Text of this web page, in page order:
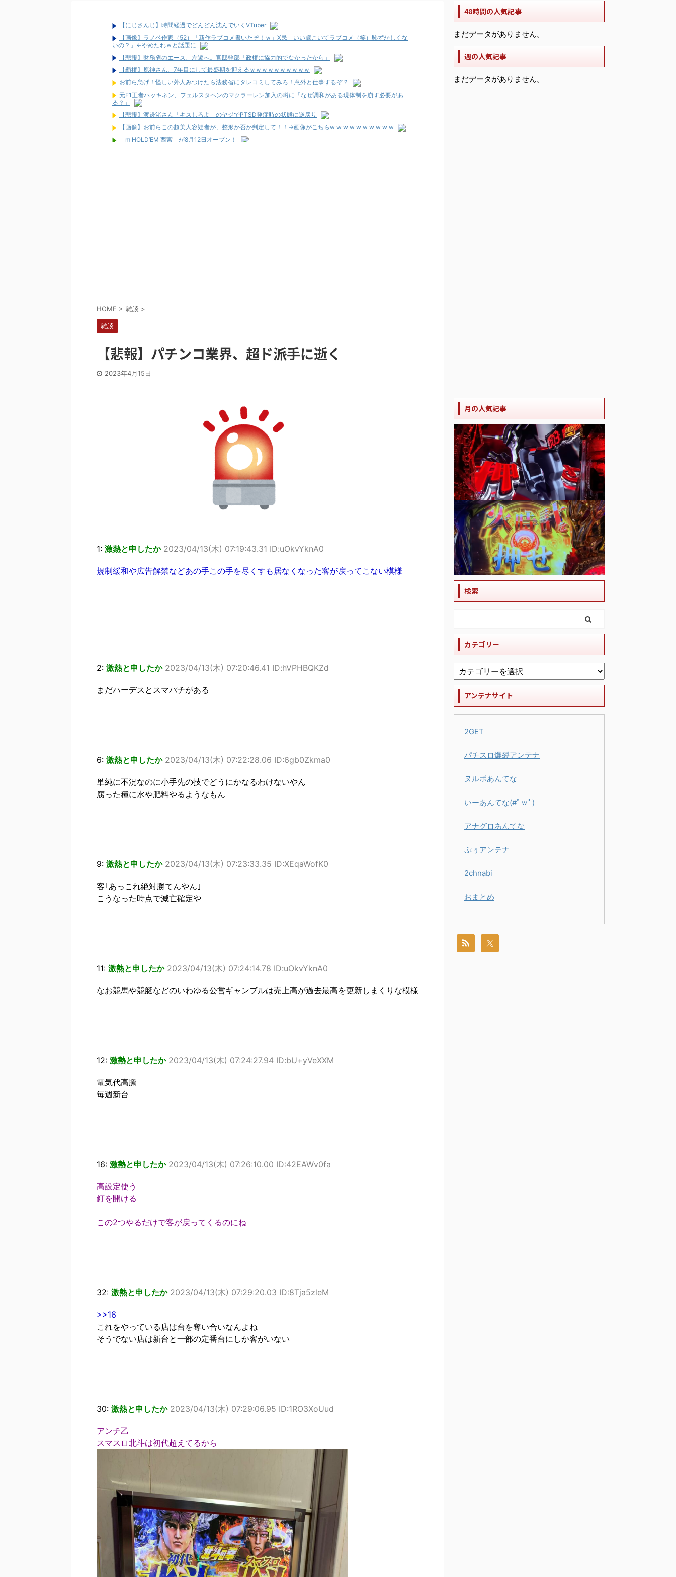
【にじさんじ】時間経過でどんどん沈んでいくVTuber
【画像】ラノベ作家（52）「新作ラブコメ書いたぞ！ｗ」X民「いい歳こいてラブコメ（笑）恥ずかしくな
いの？」←やめたれｗと話題に
【悲報】財務省のエース、左遷へ。官邸幹部「政権に協力的でなかったから」
【覇権】原神さん、7年目にして最盛期を迎えるｗｗｗｗｗｗｗｗｗｗ
お前ら急げ！怪しい外人みつけたら法務省にタレコミしてみろ！意外と仕事するぞ？
元F1王者ハッキネン、フェルスタペンのマクラーレン加入の噂に「なぜ調和がある現体制を崩す必要があ
る？」
【悲報】渡邊渚さん「キスしろよ」のヤジでPTSD発症時の状態に逆戻り
【画像】お前らこの超美人容疑者が、整形か否か判定して！！→画像がこちらw w w w w w w w w w
「m HOLD’EM 西宮」が8月12日オープン！
HOME > 雑談 >
雑談
【悲報】パチンコ業界、超ド派手に逝く
2023年4月15日
1: 激熱と申したか 2023/04/13(木) 07:19:43.31 ID:uOkvYknA0
規制緩和や広告解禁などあの手この手を尽くすも居なくなった客が戻ってこない模様
2: 激熱と申したか 2023/04/13(木) 07:20:46.41 ID:hVPHBQKZd
まだハーデスとスマパチがある
6: 激熱と申したか 2023/04/13(木) 07:22:28.06 ID:6gb0Zkma0
単純に不況なのに小手先の技でどうにかなるわけないやん
腐った種に水や肥料やるようなもん
9: 激熱と申したか 2023/04/13(木) 07:23:33.35 ID:XEqaWofK0
客｢あっこれ絶対勝てんやん｣
こうなった時点で滅亡確定や
11: 激熱と申したか 2023/04/13(木) 07:24:14.78 ID:uOkvYknA0
なお競馬や競艇などのいわゆる公営ギャンブルは売上高が過去最高を更新しまくりな模様
12: 激熱と申したか 2023/04/13(木) 07:24:27.94 ID:bU+yVeXXM
電気代高騰
毎週新台
16: 激熱と申したか 2023/04/13(木) 07:26:10.00 ID:42EAWv0fa
高設定使う
釘を開ける
この2つやるだけで客が戻ってくるのにね
32: 激熱と申したか 2023/04/13(木) 07:29:20.03 ID:8Tja5zleM
>>16
これをやっている店は台を奪い合いなんよね
そうでない店は新台と一部の定番台にしか客がいない
30: 激熱と申したか 2023/04/13(木) 07:29:06.95 ID:1RO3XoUud
アンチ乙
スマスロ北斗は初代超えてるから
48時間の人気記事
まだデータがありません。
週の人気記事
まだデータがありません。
月の人気記事
検索
カテゴリー
アンテナサイト
2GET
パチスロ爆裂アンテナ
ヌルポあんてな
いーあんてな(#ﾟｗﾟ)
アナグロあんてな
ぷぅアンテナ
2chnabi
おまとめ